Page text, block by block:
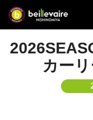
カー